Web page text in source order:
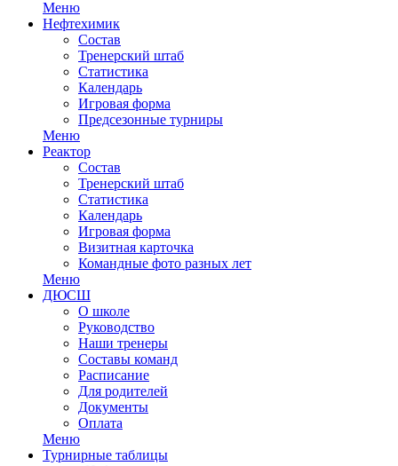
Меню
Нефтехимик
Состав
Тренерский штаб
Статистика
Календарь
Игровая форма
Предсезонные турниры
Меню
Реактор
Состав
Тренерский штаб
Статистика
Календарь
Игровая форма
Визитная карточка
Командные фото разных лет
Меню
ДЮСШ
О школе
Руководство
Наши тренеры
Составы команд
Расписание
Для родителей
Документы
Оплата
Меню
Турнирные таблицы